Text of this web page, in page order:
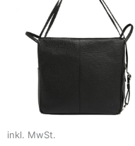
inkl. MwSt.
mehrere
Varianten
können
auf